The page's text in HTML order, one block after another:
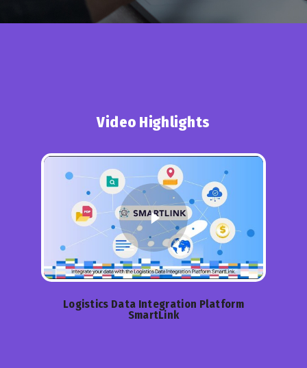
Video Highlights
Logistics Data Integration Platform
SmartLink